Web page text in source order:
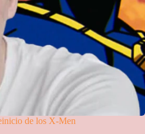
de los X-Men